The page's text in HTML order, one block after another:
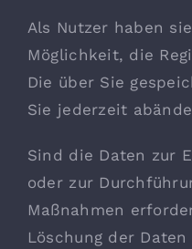
Als Nutzer haben
Möglichkeit, die
Die über Sie
Sie jederzeit
Sind die Daten zur
oder zur
Maßnahmen
Löschung der